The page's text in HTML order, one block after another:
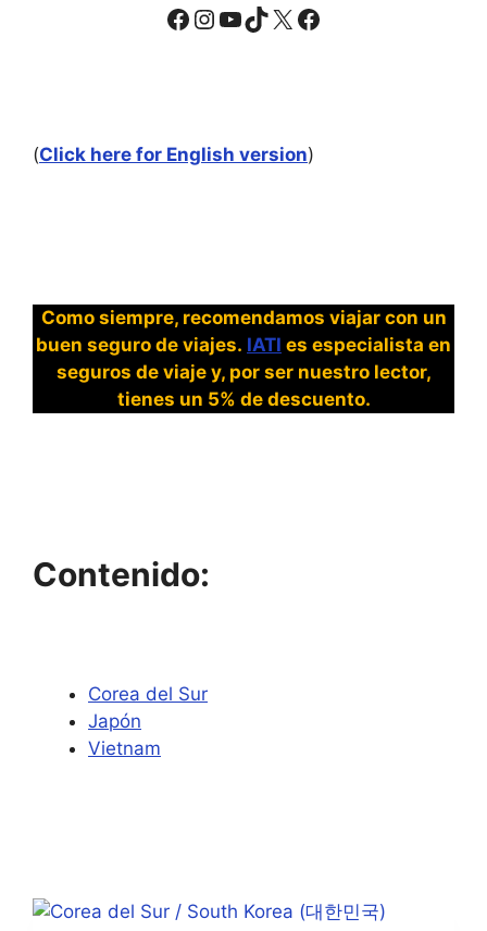
Facebook Instagram YouTube TikTok X Facebook
(Click here for English version)
Como siempre, recomendamos viajar con un
buen seguro de viajes. IATI es especialista en
seguros de viaje y, por ser nuestro lector,
tienes un 5% de descuento.
Contenido:
Corea del Sur
Japón
Vietnam